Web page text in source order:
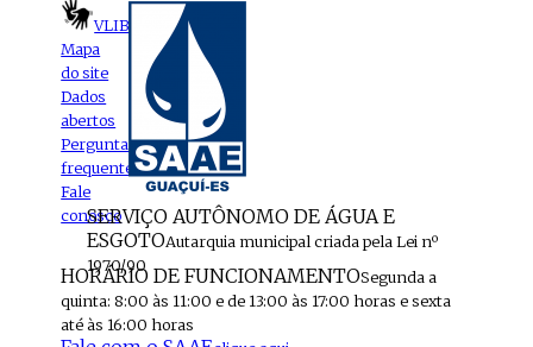
VLIBRAS
Mapa
do site
Dados
abertos
Perguntas
frequentes
Fale
conosco
SERVIÇO AUTÔNOMO DE ÁGUA E
ESGOTOAutarquia municipal criada pela Lei nº
1970/90
HORÁRIO DE FUNCIONAMENTOSegunda a
quinta: 8:00 às 11:00 e de 13:00 às 17:00 horas e sexta
até às 16:00 horas